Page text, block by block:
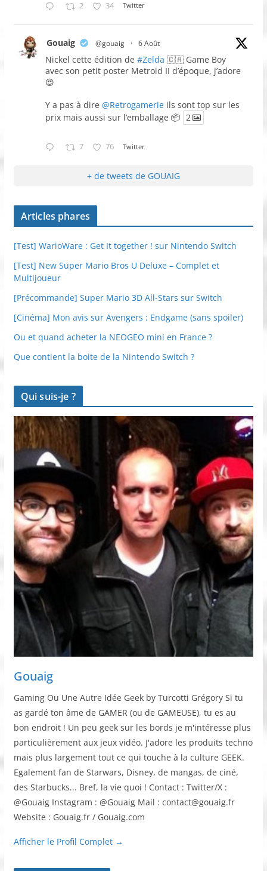
2 34 Twitter
Gouaig @gouaig · 6 Août
Nickel cette édition de #Zelda 🇨🇦 Game Boy
avec son petit poster Metroid II d’époque, j’adore
😍
Y a pas à dire @Retrogamerieils sont top sur les
prix mais aussi sur l’emballage 📦 2
7 76 Twitter
+ de tweets de GOUAIG
Articles phares
[Test] WarioWare : Get It together ! sur Nintendo Switch
[Test] New Super Mario Bros U Deluxe – Complet et
Multijoueur
[Précommande] Super Mario 3D All-Stars sur Switch
[Cinéma] Mon avis sur Avengers : Endgame (sans spoiler)
Ou et quand acheter la NEOGEO mini en France ?
Que contient la boite de la Nintendo Switch ?
Qui suis-je ?
Gouaig
Gaming Ou Une Autre Idée Geek by Turcotti Grégory Si tu
as gardé ton âme de GAMER (ou de GAMEUSE), tu es au
bon endroit ! Un peu geek sur les bords je m'intéresse plus
particulièrement aux jeux vidéo. J'adore les produits techno
mais plus largement tout ce qui touche à la culture GEEK.
Egalement fan de Starwars, Disney, de mangas, de ciné,
des Starbucks... Bref, la vie quoi ! Contact : Twitter/X :
@Gouaig Instagram : @Gouaig Mail : contact@gouaig.fr
Website : Gouaig.fr / Gouaig.com
Afficher le Profil Complet →